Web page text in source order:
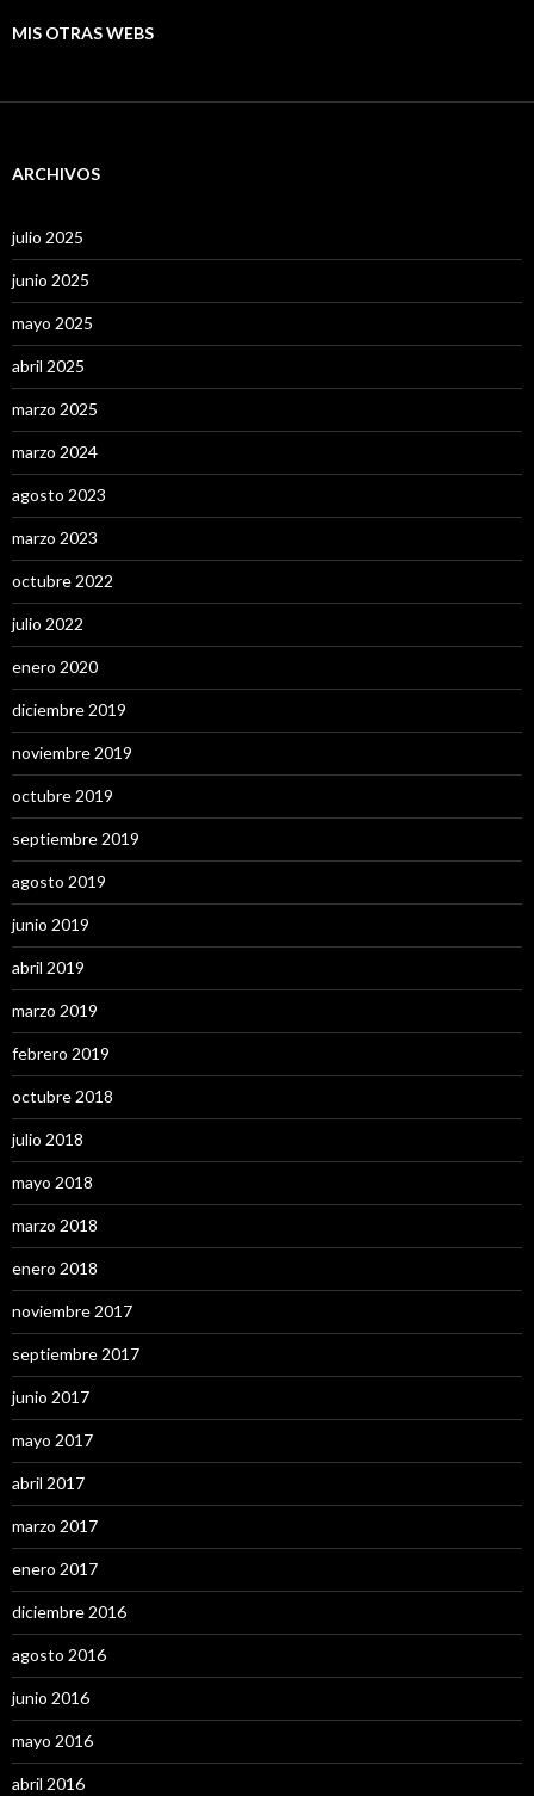
MIS OTRAS WEBS
ARCHIVOS
julio 2025
junio 2025
mayo 2025
abril 2025
marzo 2025
marzo 2024
agosto 2023
marzo 2023
octubre 2022
julio 2022
enero 2020
diciembre 2019
noviembre 2019
octubre 2019
septiembre 2019
agosto 2019
junio 2019
abril 2019
marzo 2019
febrero 2019
octubre 2018
julio 2018
mayo 2018
marzo 2018
enero 2018
noviembre 2017
septiembre 2017
junio 2017
mayo 2017
abril 2017
marzo 2017
enero 2017
diciembre 2016
agosto 2016
junio 2016
mayo 2016
abril 2016